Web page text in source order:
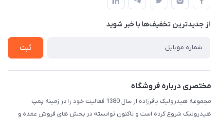
لیست محصولات
درباره ما
حریم خصوصی
راهنما
از جدید‌ترین تخفیف‌ها با‌ خبر شوید
ثبت
مختصری درباره فروشگاه
مجموعه هیدرولیک باقرزاده از سال 1380 فعالیت خود را در زمینه پمپ
هیدرولیک شروع کرده است و تاکنون توانسته در بخش های فروش عمده و